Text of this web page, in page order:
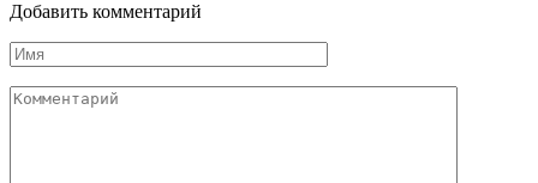
Добавить комментарий
Имя
Комментарий